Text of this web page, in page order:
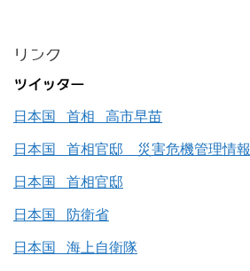
リンク
ツイッター
日本国 首相 高市早苗
日本国 首相官邸 災害危機管理情報
日本国 首相官邸
日本国 防衛省
日本国 海上自衛隊